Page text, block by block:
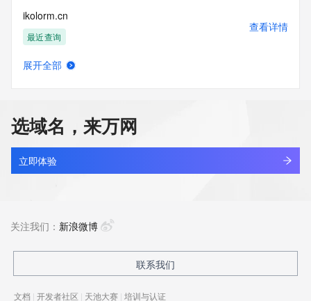
ikolorm.cn
最近查询
查看详情
ikon777m.com
新注册
查看详情
新注册
展开全部
选域名，来万网
立即体验
关注我们： 新浪微博
联系我们
文档 | 开发者社区 | 天池大赛 | 培训与认证